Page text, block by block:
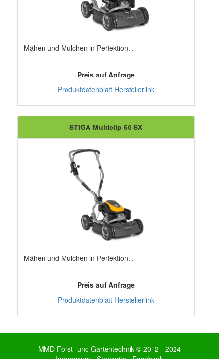
Mähen und Mulchen in Perfektion...
Preis auf Anfrage
Produktdatenblatt Herstellerlink
STIGA-Multiclip 50 SX
Mähen und Mulchen in Perfektion...
Preis auf Anfrage
Produktdatenblatt Herstellerlink
MMD Forst- und Gartentechnik © 2012 - 2024